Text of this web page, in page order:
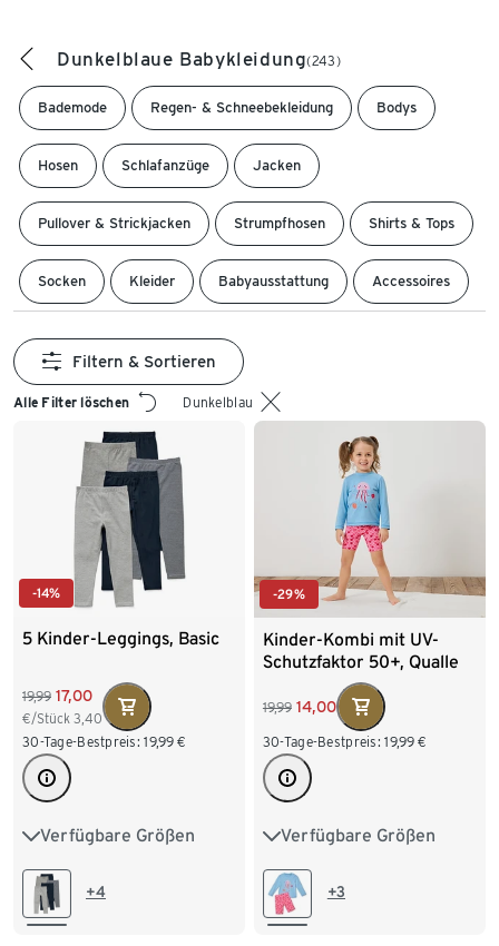
Dunkelblaue Babykleidung(243)
Bademode Regen- & Schneebekleidung Bodys
Hosen Schlafanzüge Jacken
Pullover & Strickjacken Strumpfhosen Shirts & Tops
Socken Kleider Babyausstattung Accessoires
Alle Filter löschen Dunkelblau
Filtern & Sortieren
-14%
5 Kinder-Leggings, Basic
19,99 17,00
€/Stück 3,40
30-Tage-Bestpreis: 19,99 €
Verfügbare Größen
50/56 62/68 74/80
86/92 +4
-29%
Kinder-Kombi mit UV-
Schutzfaktor 50+, Qualle
19,99 14,00
30-Tage-Bestpreis: 19,99 €
Verfügbare Größen
74/80 86/92
98/104 +3